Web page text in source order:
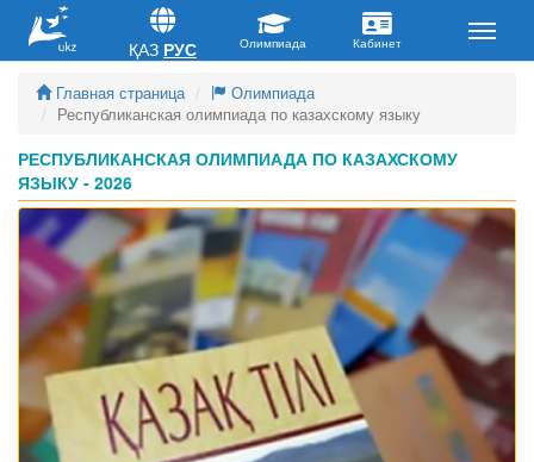
Главная страница
Олимпиада
Республиканская олимпиада по казахскому языку
РЕСПУБЛИКАНСКАЯ ОЛИМПИАДА ПО КАЗАХСКОМУ
ЯЗЫКУ - 2026
ҚАЗ РУС